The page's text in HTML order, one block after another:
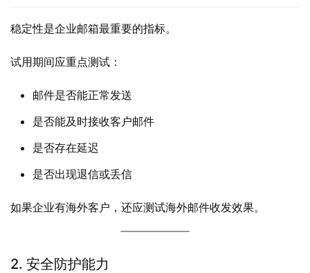
稳定性是企业邮箱最重要的指标。
试用期间应重点测试：
邮件是否能正常发送
是否能及时接收客户邮件
是否存在延迟
是否出现退信或丢信
如果企业有海外客户，还应测试海外邮件收发效果。
2. 安全防护能力